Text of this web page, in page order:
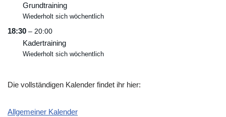
Grundtraining
Wiederholt sich wöchentlich
18:30 – 20:00
Kadertraining
Wiederholt sich wöchentlich
Die vollständigen Kalender findet ihr hier:
Allgemeiner Kalender